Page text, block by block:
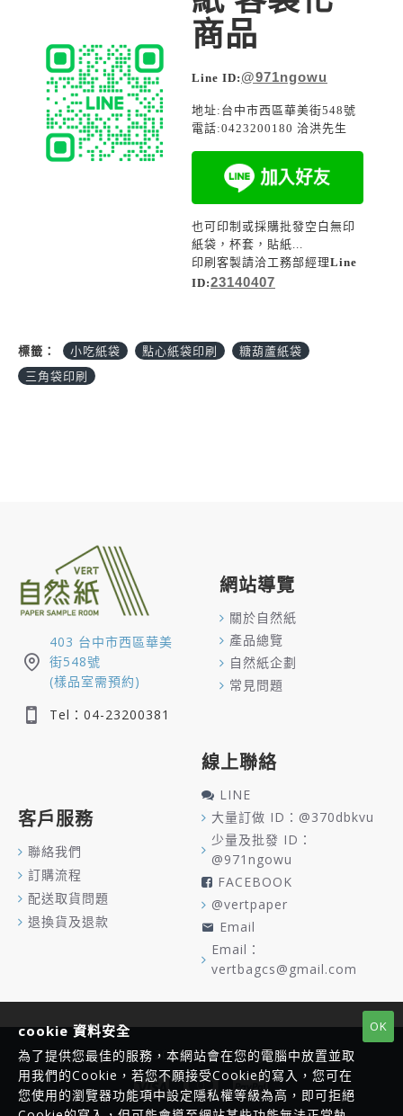
商品
Line ID: @971ngowu
地址:台中市西區華美街548號
電話:0423200180 洽洪先生
也可印制或採購批發空白無印
紙袋，杯套，貼紙...
印刷客製請洽工務部經理Line
ID:23140407
標籤： 小吃紙袋 點心紙袋印刷
糖葫蘆紙袋
三角袋印刷
403 台中市西區華美
街548號
(樣品室需預約)
Tel：04-23200381
網站導覽
關於自然紙
產品總覽
自然紙企劃
常見問題
客戶服務
聯絡我們
訂購流程
配送取貨問題
退換貨及退款
線上聯絡
LINE
大量訂做 ID：@370dbkvu
少量及批發 ID：
@971ngowu
FACEBOOK
@vertpaper
Email
Email：
vertbagcs@gmail.com
Copyright © 2020, VERT, All Rights Reserved
OK
cookie 資料安全
為了提供您最佳的服務，本網站會在您的電腦中放置並取
用我們的Cookie，若您不願接受Cookie的寫入，您可在
您使用的瀏覽器功能項中設定隱私權等級為高，即可拒絕